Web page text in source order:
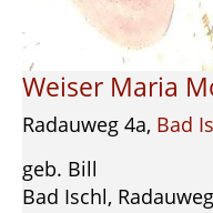
Weiser Maria
Radauweg 4a, Bad
geb. Bill
Bad Ischl,